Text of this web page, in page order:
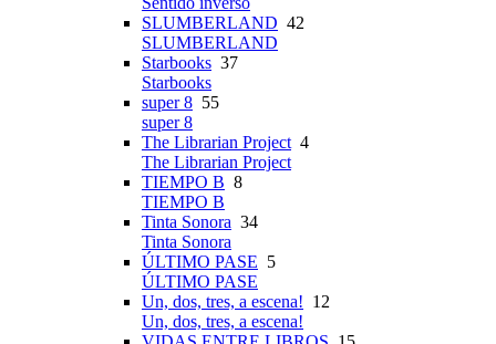
SLUMBERLAND 42
SLUMBERLAND
Starbooks 37
Starbooks
super 8 55
super 8
The Librarian Project 4
The Librarian Project
TIEMPO B 8
TIEMPO B
Tinta Sonora 34
Tinta Sonora
ÚLTIMO PASE 5
ÚLTIMO PASE
Un, dos, tres, a escena! 12
Un, dos, tres, a escena!